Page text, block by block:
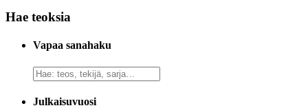
Hae teoksia
Vapaa sanahaku
Vapaa
sanahaku
Julkaisuvuosi